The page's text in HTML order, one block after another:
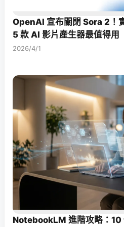
OpenAI 宣布關閉 Sora 2！
5 款 AI 影片產生器最值得用
2026/4/1
NotebookLM 進階攻略：10